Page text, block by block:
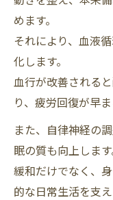
めます。
それにより、血液
化します。
血行が改善される
り、疲労回復が早
また、自律神経の
眠の質も向上しま
緩和だけでなく、
的な日常生活を支